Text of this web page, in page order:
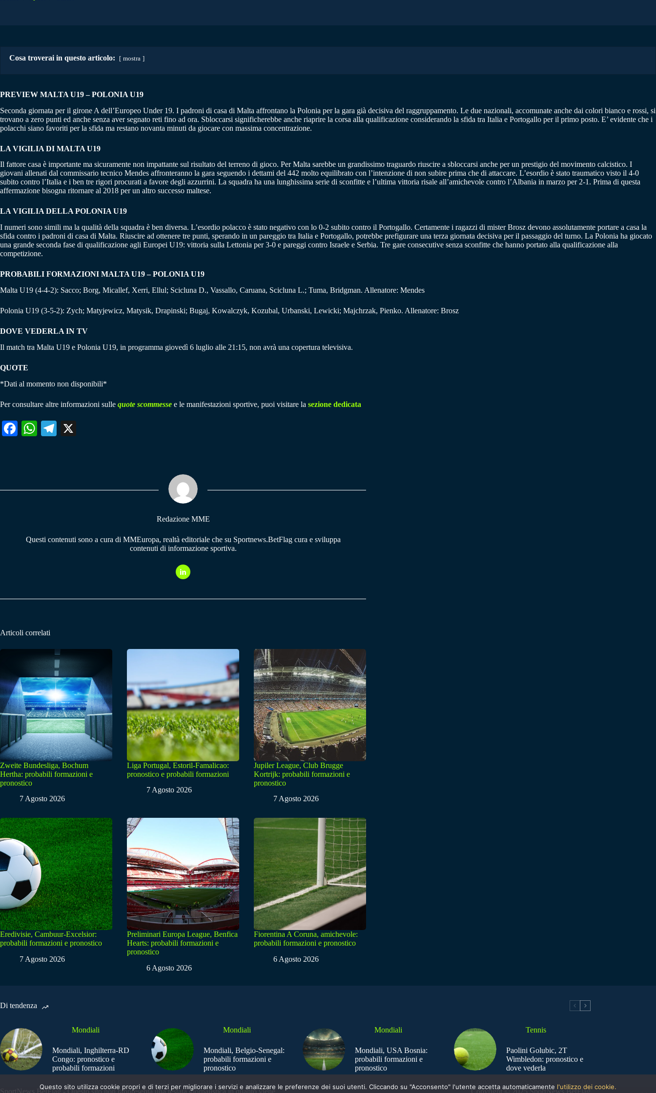
Cosa troverai in questo articolo: mostra
PREVIEW MALTA U19 – POLONIA U19
Seconda giornata per il girone A dell’Europeo Under 19. I padroni di casa di Malta affrontano la Polonia per la gara già decisiva del raggruppamento. Le due nazionali, accomunate anche dai colori bianco e rossi, si
trovano a zero punti ed anche senza aver segnato reti fino ad ora. Sbloccarsi significherebbe anche riaprire la corsa alla qualificazione considerando la sfida tra Italia e Portogallo per il primo posto. E’ evidente che i
polacchi siano favoriti per la sfida ma restano novanta minuti da giocare con massima concentrazione.
LA VIGILIA DI MALTA U19
Il fattore casa è importante ma sicuramente non impattante sul risultato del terreno di gioco. Per Malta sarebbe un grandissimo traguardo riuscire a sbloccarsi anche per un prestigio del movimento calcistico. I
giovani allenati dal commissario tecnico Mendes affronteranno la gara seguendo i dettami del 442 molto equilibrato con l’intenzione di non subire prima che di attaccare. L’esordio è stato traumatico visto il 4-0
subito contro l’Italia e i ben tre rigori procurati a favore degli azzurrini. La squadra ha una lunghissima serie di sconfitte e l’ultima vittoria risale all’amichevole contro l’Albania in marzo per 2-1. Prima di questa
affermazione bisogna ritornare al 2018 per un altro successo maltese.
LA VIGILIA DELLA POLONIA U19
I numeri sono simili ma la qualità della squadra è ben diversa. L’esordio polacco è stato negativo con lo 0-2 subito contro il Portogallo. Certamente i ragazzi di mister Brosz devono assolutamente portare a casa la
sfida contro i padroni di casa di Malta. Riuscire ad ottenere tre punti, sperando in un pareggio tra Italia e Portogallo, potrebbe prefigurare una terza giornata decisiva per il passaggio del turno. La Polonia ha giocato
una grande seconda fase di qualificazione agli Europei U19: vittoria sulla Lettonia per 3-0 e pareggi contro Israele e Serbia. Tre gare consecutive senza sconfitte che hanno portato alla qualificazione alla
competizione.
PROBABILI FORMAZIONI MALTA U19 – POLONIA U19
Malta U19 (4-4-2): Sacco; Borg, Micallef, Xerri, Ellul; Scicluna D., Vassallo, Caruana, Scicluna L.; Tuma, Bridgman. Allenatore: Mendes
Polonia U19 (3-5-2): Zych; Matyjewicz, Matysik, Drapinski; Bugaj, Kowalczyk, Kozubal, Urbanski, Lewicki; Majchrzak, Pienko. Allenatore: Brosz
DOVE VEDERLA IN TV
Il match tra Malta U19 e Polonia U19, in programma giovedì 6 luglio alle 21:15, non avrà una copertura televisiva.
QUOTE
*Dati al momento non disponibili*
Per consultare altre informazioni sulle quote scommesse e le manifestazioni sportive, puoi visitare la sezione dedicata
Fa W
pp
Te
m
Redazione MME
Questi contenuti sono a cura di MMEuropa, realtà editoriale che su Sportnews.BetFlag cura e sviluppa
contenuti di informazione sportiva.
Articoli correlati
Zweite Bundesliga, Bochum
Hertha: probabili formazioni e
pronostico
7 Agosto 2026
Liga Portugal, Estoril-Famalicao:
pronostico e probabili formazioni
7 Agosto 2026
Jupiler League, Club Brugge
Kortrijk: probabili formazioni e
pronostico
7 Agosto 2026
Eredivisie, Cambuur-Excelsior:
probabili formazioni e pronostico
7 Agosto 2026
Preliminari Europa League, Benfica
Hearts: probabili formazioni e
pronostico
6 Agosto 2026
Fiorentina A Coruna, amichevole:
probabili formazioni e pronostico
6 Agosto 2026
Di tendenza
Mondiali
Mondiali, Inghilterra-RD
Congo: pronostico e
probabili formazioni
Mondiali
Mondiali, Belgio-Senegal:
probabili formazioni e
pronostico
Mondiali
Mondiali, USA Bosnia:
probabili formazioni e
pronostico
Tennis
Paolini Golubic, 2T
Wimbledon: pronostico e
dove vederla
Questo sito utilizza cookie propri e di terzi per migliorare i servizi e analizzare le preferenze dei suoi utenti. Cliccando su "Acconsento" l'utente accetta automaticamente l'utilizzo dei cookie.